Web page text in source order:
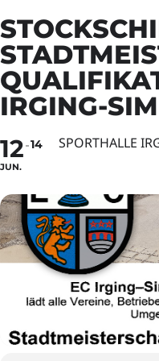
RGING-
12
JUN.
14 SPORTHALLE